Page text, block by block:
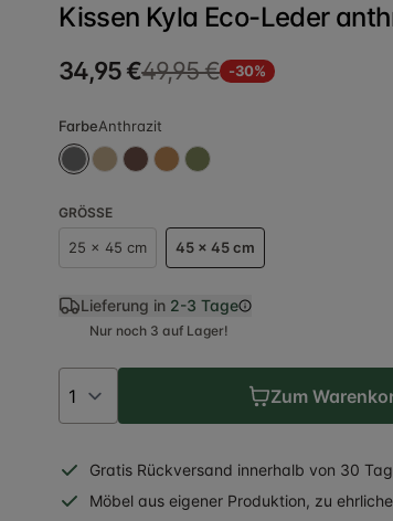
Kissen Kyla Eco-Leder
34,95 €49,95 € -30%
FarbeAnthrazit
GRÖSSE
25 x 45 cm 45 x 45 cm
Lieferung in 2-3 Tage
Nur noch 3 auf Lager!
Zum
Gratis Rückversand innerhalb von 30
Möbel aus eigener Produktion, zu